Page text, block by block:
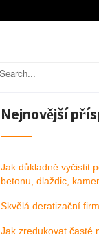
Nejnovější
Jak důkladně vyčistit
betonu, dlaždic,
Skvělá deratizační
Jak zredukovat časté